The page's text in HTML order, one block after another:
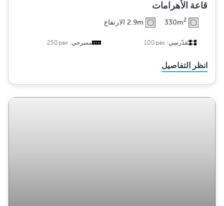
قاعة الأهرامات
330m2 2.9m الارتفاع
مَدْرسِي:100pax مسرحي:250pax
انظر التفاصيل